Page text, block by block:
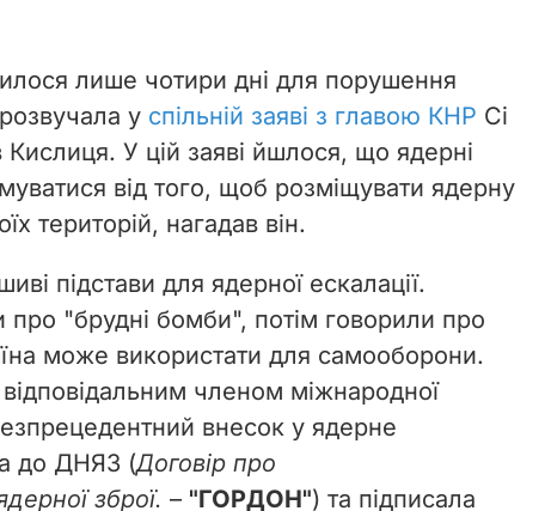
лише чотири дні для порушення
у спільній заяві з главою КНР Сі
Кислиця. У цій заяві йшлося, що ядерні
від того, щоб розміщувати ядерну
територій, нагадав він.
підстави для ядерної ескалації.
"брудні бомби", потім говорили про
може використати для самооборони.
членом міжнародної
внесок у ядерне
до ДНЯЗ (Договір про
зброї. – "ГОРДОН") та підписала